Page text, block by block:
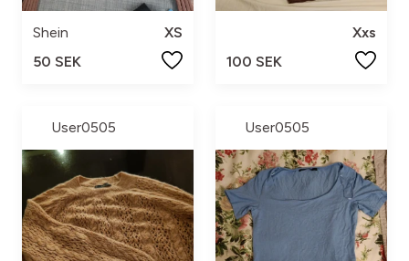
Shein
XS
50 SEK
Xxs
100 SEK
User0505 User0505